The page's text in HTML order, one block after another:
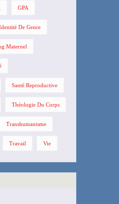
GPA
De Genre
Maternel
Santé Reproductive
Théologie Du Corps
Transhumanisme
Travail Vie